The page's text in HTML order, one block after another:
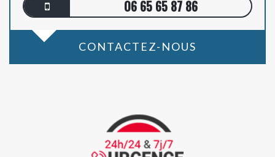
06 65 65 87 86
CONTACTEZ-NOUS